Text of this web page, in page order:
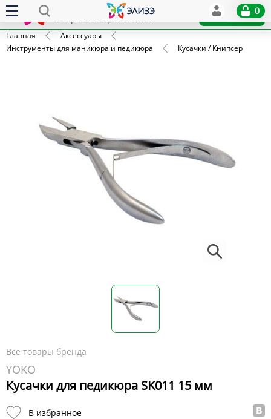
x
Открыть в приложении
Установить
0
Главная
Аксессуары
Инструменты для маникюра и педикюра
Кусачки / Книпсер
Все товары бренда
YOKO
Кусачки для педикюра SK011 15 мм
В избранное